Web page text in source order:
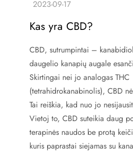
Kas yra CBD?
CBD, sutrumpintai –
daugelio kanapių augale
Skirtingai nei jo analogas THC
(tetrahidrokanabinolis), CBD
Tai reiškia, kad nuo jo
Vietoj to, CBD suteikia daug
terapinės naudos be protą
kuris paprastai siejamas su